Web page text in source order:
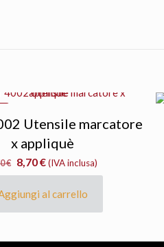
Utensile marcatore
x appliquè
€ Il
prezzo
originale
era:
8,70€Il
prezzo
attuale
(IVA inclusa)
al carrello